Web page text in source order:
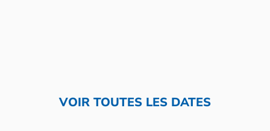
VOIR TOUTES LES DATES